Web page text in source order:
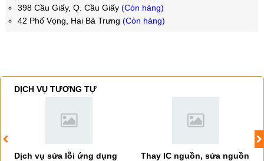
398 Cầu Giấy, Q. Cầu Giấy (Còn hàng)
42 Phố Vọng, Hai Bà Trưng (Còn hàng)
DỊCH VỤ TƯƠNG TỰ
Dịch vụ sửa lỗi ứng dụng
Thay IC nguồn, sửa nguồn